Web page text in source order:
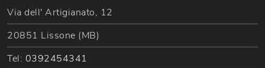
Via dell' Artigianato, 12
20851 Lissone (MB)
Tel: 0392454341